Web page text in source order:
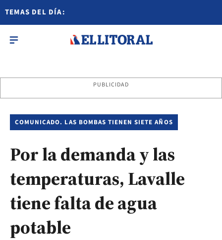
TEMAS DEL DÍA:
PUBLICIDAD
COMUNICADO. LAS BOMBAS TIENEN SIETE AÑOS
Por la demanda y las
temperaturas, Lavalle
tiene falta de agua
potable